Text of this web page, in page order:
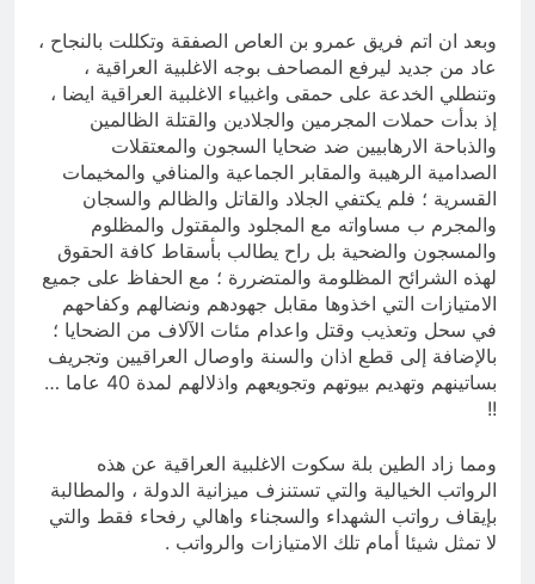
وبعد ان اتم فريق عمرو بن العاص الصفقة وتكللت بالنجاح ،
عاد من جديد ليرفع المصاحف بوجه الاغلبية العراقية ،
وتنطلي الخدعة على حمقى واغبياء الاغلبية العراقية ايضا ،
إذ بدأت حملات المجرمين والجلادين والقتلة الظالمين
والذباحة الارهابيين ضد ضحايا السجون والمعتقلات
الصدامية الرهيبة والمقابر الجماعية والمنافي والمخيمات
القسرية ؛ فلم يكتفي الجلاد والقاتل والظالم والسجان
والمجرم ب مساواته مع المجلود والمقتول والمظلوم
والمسجون والضحية بل راح يطالب بأسقاط كافة الحقوق
لهذه الشرائح المظلومة والمتضررة ؛ مع الحفاظ على جميع
الامتيازات التي اخذوها مقابل جهودهم ونضالهم وكفاحهم
في سحل وتعذيب وقتل واعدام مئات الآلاف من الضحايا ؛
بالإضافة إلى قطع اذان والسنة واوصال العراقيين وتجريف
بساتينهم وتهديم بيوتهم وتجويعهم واذلالهم لمدة 40 عاما …
!!
ومما زاد الطين بلة سكوت الاغلبية العراقية عن هذه
الرواتب الخيالية والتي تستنزف ميزانية الدولة ، والمطالبة
بإيقاف رواتب الشهداء والسجناء واهالي رفحاء فقط والتي
لا تمثل شيئا أمام تلك الامتيازات والرواتب .